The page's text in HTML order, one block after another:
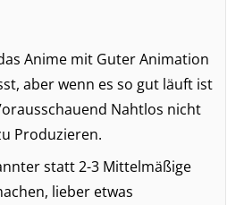
Anime mit Guter Animation
aber wenn es so gut läuft ist
Nahtlos nicht
Produzieren.
statt 2-3 Mittelmäßige
lieber etwas